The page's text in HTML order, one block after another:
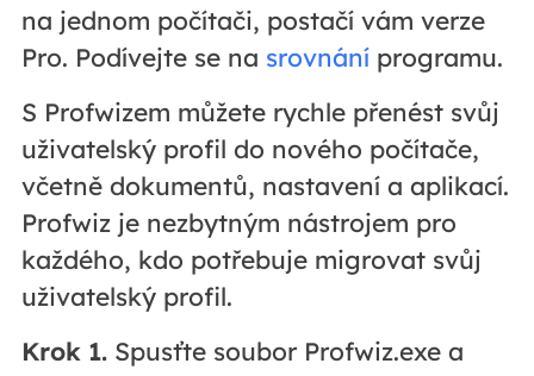
na jednom počítači, postačí vám verze
Pro. Podívejte se na srovnáníprogramu.
S Profwizem můžete rychle přenést svůj
uživatelský profil do nového počítače,
včetně dokumentů, nastavení a aplikací.
Profwiz je nezbytným nástrojem pro
každého, kdo potřebuje migrovat svůj
uživatelský profil.
Krok 1.Spusťte soubor Profwiz.exe a